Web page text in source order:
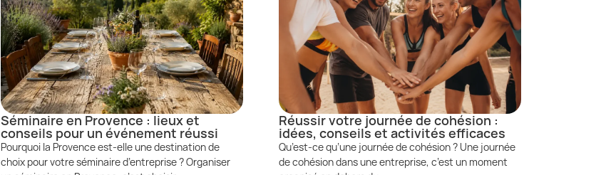
Séminaire en Provence : lieux et
conseils pour un événement réussi
Pourquoi la Provence est-elle une destination de
choix pour votre séminaire d’entreprise ? Organiser
Réussir votre journée de cohésion :
idées, conseils et activités efficaces
Qu’est-ce qu’une journée de cohésion ? Une journée
de cohésion dans une entreprise, c’est un moment